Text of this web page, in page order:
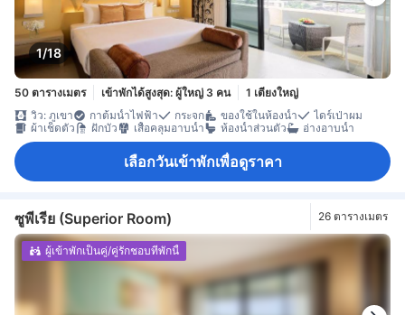
1/18
50 ตารางเมตร เข้าพักได้สูงสุด: ผู้ใหญ่ 3 คน
1 เตียงใหญ่
วิว: ภูเขา
กาต้มน้ำไฟฟ้า กระจก ของใช้ในห้องน้ำ
ไดร์เป่าผม
ผ้าเช็ดตัว
ฝักบัว เสื้อคลุมอาบน้ำ ห้องน้ำส่วนตัว อ่างอาบน้ำ
เลือกวันเข้าพักเพื่อดูราคา
ซูพีเรีย (Superior Room) 26 ตารางเมตร
ผู้เข้าพักเป็นคู่/คู่รักชอบที่พักนี้